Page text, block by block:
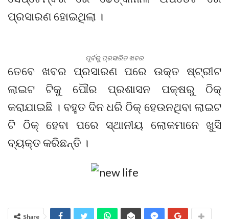
ପ୍ରସାରଣ ହୋଇଥିଲା ।
ପୂର୍ବରୁ ପ୍ରସାରିତ ଖବର
ତେବେ ଖବର ପ୍ରସାରଣ ପରେ ଉକ୍ତ ଷ୍ଟ୍ରୀଟ
ଲାଇଟ ଟିକୁ ପୌର ପ୍ରଶାସନ ପକ୍ଷରୁ ଠିକ୍
କରାଯାଇଛି । ବହୁତ ଦିନ ଧରି ଠିକ୍ ହେଉନଥିବା ଲାଇଟ
ଟି ଠିକ୍ ହେବା ପରେ ସ୍ଥାନୀୟ ଲୋକମାନେ ଖୁସି
ବ୍ୟକ୍ତ କରିଛନ୍ତି ।
Share